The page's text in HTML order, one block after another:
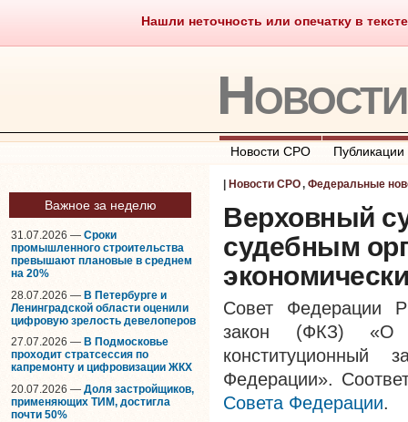
Нашли неточность или опечатку в
Саморегулирование Что
Новости СРО Публикации
Важное за неделю
31.07.2026 — Сроки
промышленного строительства
превышают плановые в среднем
на 20%
28.07.2026 — В Петербурге и
Ленинградской области оценили
цифровую зрелость девелоперов
27.07.2026 — В Подмосковье
проходит стратсессия по
капремонту и цифровизации ЖКХ
20.07.2026 — Доля застройщиков,
применяющих ТИМ, достигла
почти 50%
Новости СРО, Федеральные
Верховный
судебным
Совет Федерации
закон (ФКЗ) «О
конституционный
Федерации».
Совета Федерации.